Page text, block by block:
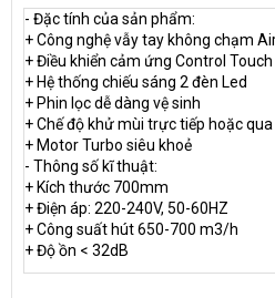
- Đặc tính của sản phẩm:
+ Công nghệ vẫy tay không chạm
+ Điều khiển cảm ứng Control
+ Hệ thống chiếu sáng 2 đèn Led
+ Phin lọc dễ dàng vệ sinh
+ Chế độ khử mùi trực tiếp hoặc
+ Motor Turbo siêu khoẻ
- Thông số kĩ thuật:
+ Kích thước 700mm
+ Điện áp: 220-240V, 50-60HZ
+ Công suất hút 650-700 m3/h
+ Độ ồn < 32dB